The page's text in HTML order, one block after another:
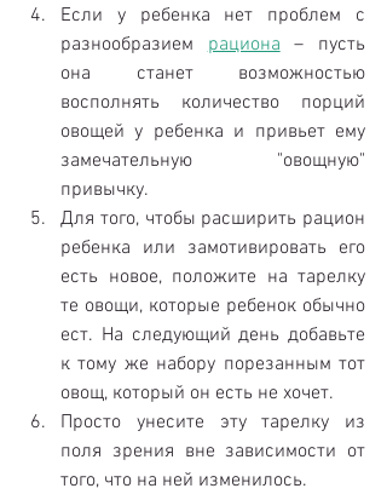
Если у ребенка нет проблем с
разнообразием рациона – пусть
она станет возможностью
восполнять количество порций
овощей у ребенка и привьет ему
замечательную "овощную"
привычку.
Для того, чтобы расширить рацион
ребенка или замотивировать его
есть новое, положите на тарелку
те овощи, которые ребенок обычно
ест. На следующий день добавьте
к тому же набору порезанным тот
овощ, который он есть не хочет.
Просто унесите эту тарелку из
поля зрения вне зависимости от
того, что на ней изменилось.